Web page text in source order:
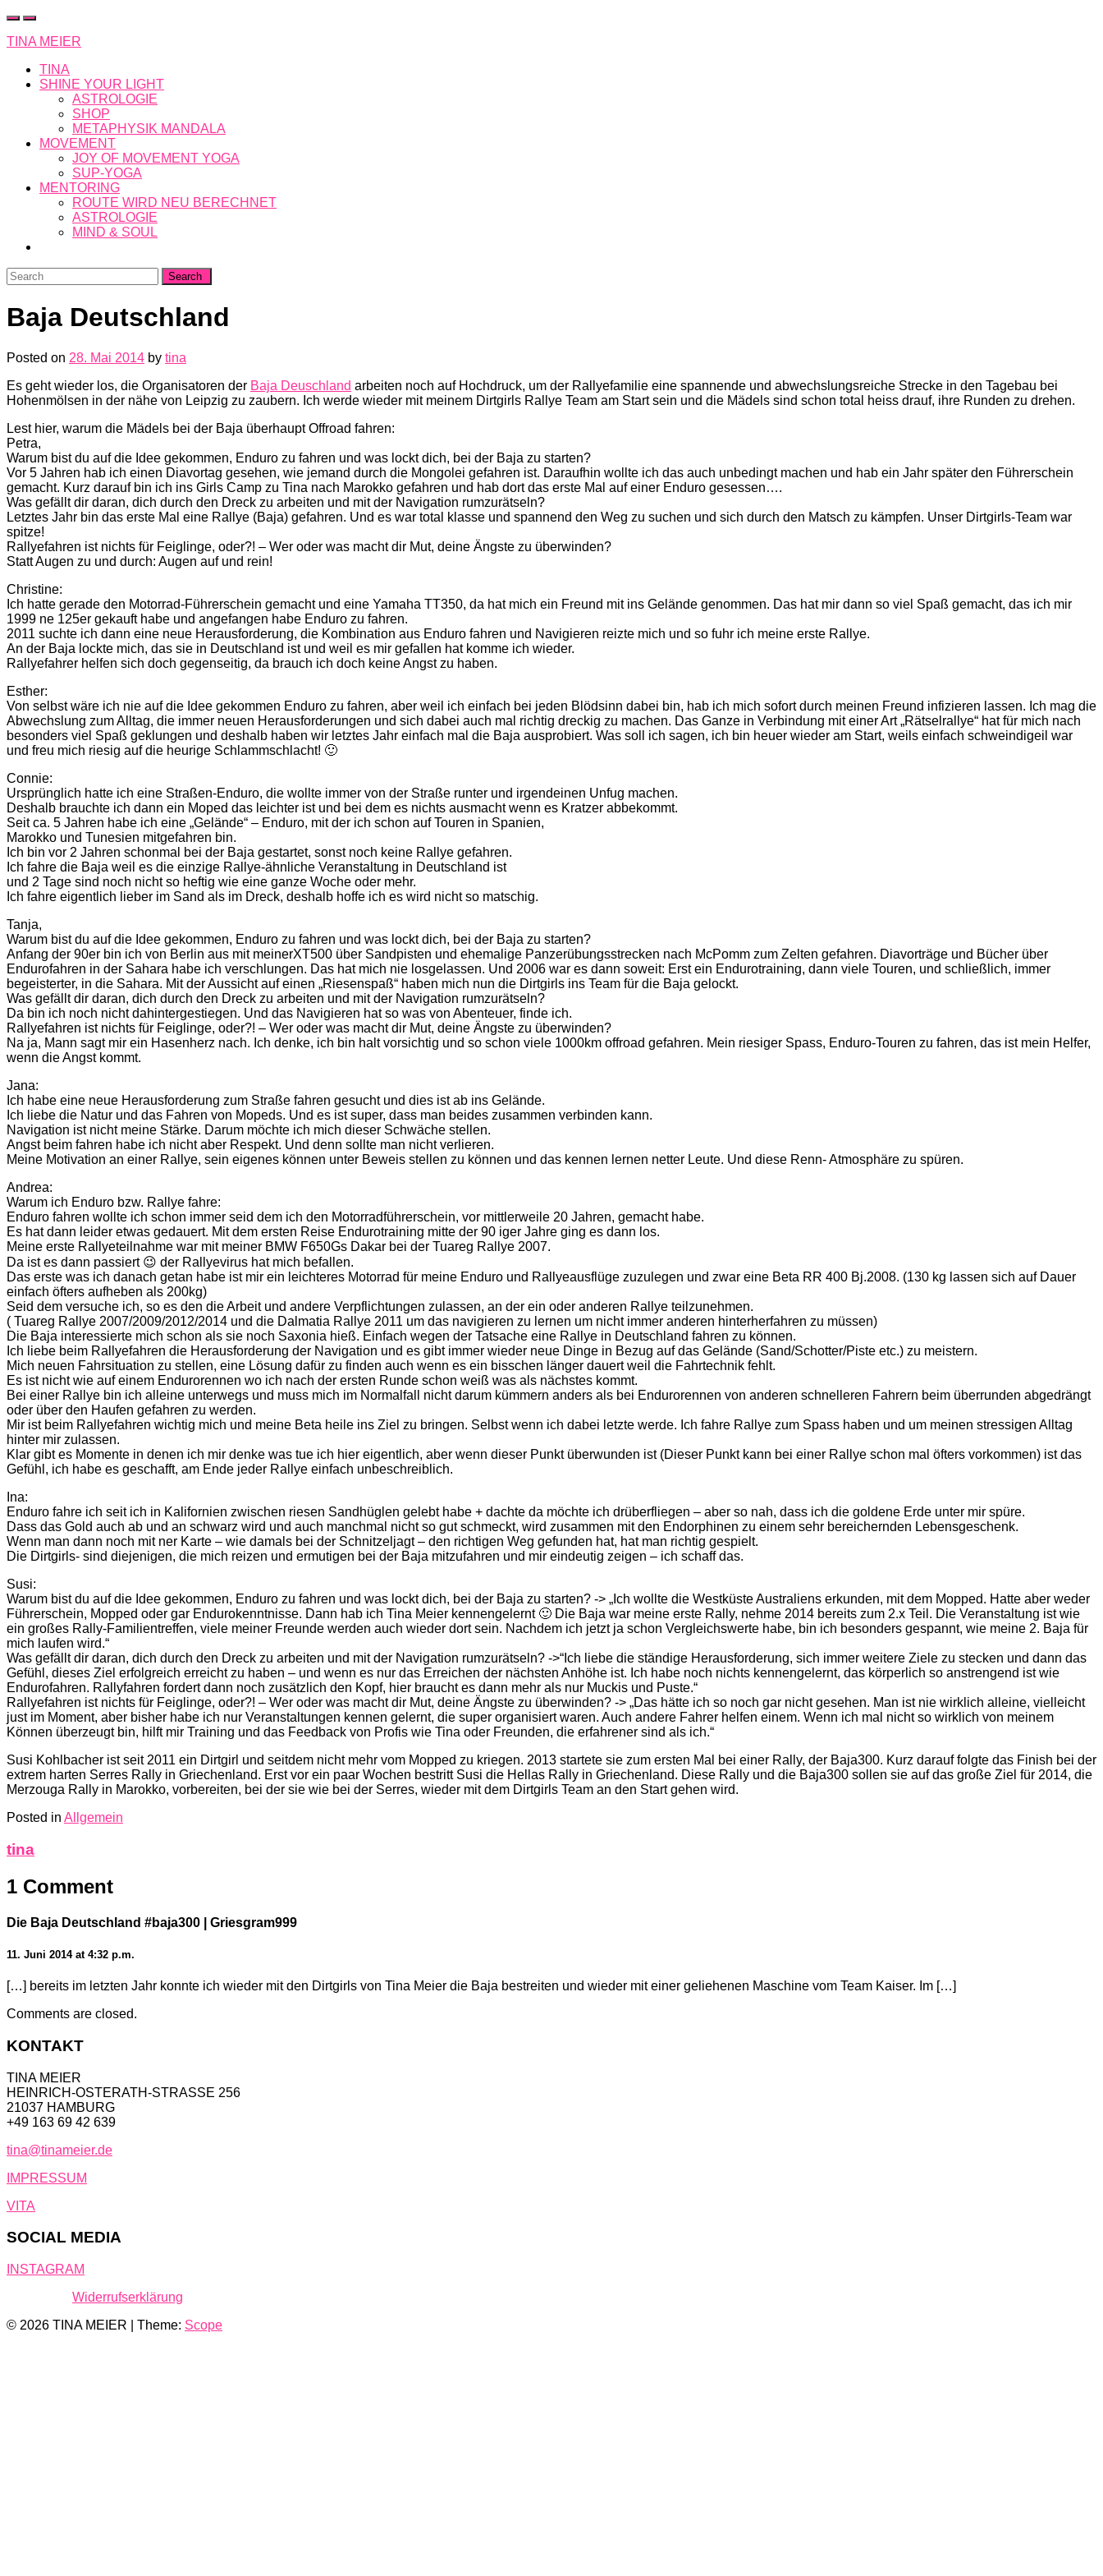
Skip
content
TINA MEIER
TINA
SHINE YOUR LIGHT
ASTROLOGIE
SHOP
METAPHYSIK MANDALA
MOVEMENT
JOY OF MOVEMENT YOGA
SUP-YOGA
MENTORING
ROUTE WIRD NEU BERECHNET
ASTROLOGIE
MIND & SOUL
Search
for:
Baja Deutschland
Posted on 28. Mai 2014 by tina
Es geht wieder los, die Organisatoren der Baja Deuschland arbeiten noch auf Hochdruck, um der Rallyefamilie eine spannende und abwechslungsreiche Strecke in den Tagebau bei
Hohenmölsen in der nähe von Leipzig zu zaubern. Ich werde wieder mit meinem Dirtgirls Rallye Team am Start sein und die Mädels sind schon total heiss drauf, ihre Runden zu drehen.
Lest hier, warum die Mädels bei der Baja überhaupt Offroad fahren:
Petra,
Warum bist du auf die Idee gekommen, Enduro zu fahren und was lockt dich, bei der Baja zu starten?
Vor 5 Jahren hab ich einen Diavortag gesehen, wie jemand durch die Mongolei gefahren ist. Daraufhin wollte ich das auch unbedingt machen und hab ein Jahr später den Führerschein
gemacht. Kurz darauf bin ich ins Girls Camp zu Tina nach Marokko gefahren und hab dort das erste Mal auf einer Enduro gesessen….
Was gefällt dir daran, dich durch den Dreck zu arbeiten und mit der Navigation rumzurätseln?
Letztes Jahr bin das erste Mal eine Rallye (Baja) gefahren. Und es war total klasse und spannend den Weg zu suchen und sich durch den Matsch zu kämpfen. Unser Dirtgirls-Team war
spitze!
Rallyefahren ist nichts für Feiglinge, oder?! – Wer oder was macht dir Mut, deine Ängste zu überwinden?
Statt Augen zu und durch: Augen auf und rein!
Christine:
Ich hatte gerade den Motorrad-Führerschein gemacht und eine Yamaha TT350, da hat mich ein Freund mit ins Gelände genommen. Das hat mir dann so viel Spaß gemacht, das ich mir
1999 ne 125er gekauft habe und angefangen habe Enduro zu fahren.
2011 suchte ich dann eine neue Herausforderung, die Kombination aus Enduro fahren und Navigieren reizte mich und so fuhr ich meine erste Rallye.
An der Baja lockte mich, das sie in Deutschland ist und weil es mir gefallen hat komme ich wieder.
Rallyefahrer helfen sich doch gegenseitig, da brauch ich doch keine Angst zu haben.
Esther:
Von selbst wäre ich nie auf die Idee gekommen Enduro zu fahren, aber weil ich einfach bei jeden Blödsinn dabei bin, hab ich mich sofort durch meinen Freund infizieren lassen. Ich mag die
Abwechslung zum Alltag, die immer neuen Herausforderungen und sich dabei auch mal richtig dreckig zu machen. Das Ganze in Verbindung mit einer Art „Rätselrallye“ hat für mich nach
besonders viel Spaß geklungen und deshalb haben wir letztes Jahr einfach mal die Baja ausprobiert. Was soll ich sagen, ich bin heuer wieder am Start, weils einfach schweindigeil war
und freu mich riesig auf die heurige Schlammschlacht! 🙂
Connie:
Ursprünglich hatte ich eine Straßen-Enduro, die wollte immer von der Straße runter und irgendeinen Unfug machen.
Deshalb brauchte ich dann ein Moped das leichter ist und bei dem es nichts ausmacht wenn es Kratzer abbekommt.
Seit ca. 5 Jahren habe ich eine „Gelände“ – Enduro, mit der ich schon auf Touren in Spanien,
Marokko und Tunesien mitgefahren bin.
Ich bin vor 2 Jahren schonmal bei der Baja gestartet, sonst noch keine Rallye gefahren.
Ich fahre die Baja weil es die einzige Rallye-ähnliche Veranstaltung in Deutschland ist
und 2 Tage sind noch nicht so heftig wie eine ganze Woche oder mehr.
Ich fahre eigentlich lieber im Sand als im Dreck, deshalb hoffe ich es wird nicht so matschig.
Tanja,
Warum bist du auf die Idee gekommen, Enduro zu fahren und was lockt dich, bei der Baja zu starten?
Anfang der 90er bin ich von Berlin aus mit meinerXT500 über Sandpisten und ehemalige Panzerübungsstrecken nach McPomm zum Zelten gefahren. Diavorträge und Bücher über
Endurofahren in der Sahara habe ich verschlungen. Das hat mich nie losgelassen. Und 2006 war es dann soweit: Erst ein Endurotraining, dann viele Touren, und schließlich, immer
begeisterter, in die Sahara. Mit der Aussicht auf einen „Riesenspaß“ haben mich nun die Dirtgirls ins Team für die Baja gelockt.
Was gefällt dir daran, dich durch den Dreck zu arbeiten und mit der Navigation rumzurätseln?
Da bin ich noch nicht dahintergestiegen. Und das Navigieren hat so was von Abenteuer, finde ich.
Rallyefahren ist nichts für Feiglinge, oder?! – Wer oder was macht dir Mut, deine Ängste zu überwinden?
Na ja, Mann sagt mir ein Hasenherz nach. Ich denke, ich bin halt vorsichtig und so schon viele 1000km offroad gefahren. Mein riesiger Spass, Enduro-Touren zu fahren, das ist mein Helfer,
wenn die Angst kommt.
Jana:
Ich habe eine neue Herausforderung zum Straße fahren gesucht und dies ist ab ins Gelände.
Ich liebe die Natur und das Fahren von Mopeds. Und es ist super, dass man beides zusammen verbinden kann.
Navigation ist nicht meine Stärke. Darum möchte ich mich dieser Schwäche stellen.
Angst beim fahren habe ich nicht aber Respekt. Und denn sollte man nicht verlieren.
Meine Motivation an einer Rallye, sein eigenes können unter Beweis stellen zu können und das kennen lernen netter Leute. Und diese Renn- Atmosphäre zu spüren.
Andrea:
Warum ich Enduro bzw. Rallye fahre:
Enduro fahren wollte ich schon immer seid dem ich den Motorradführerschein, vor mittlerweile 20 Jahren, gemacht habe.
Es hat dann leider etwas gedauert. Mit dem ersten Reise Endurotraining mitte der 90 iger Jahre ging es dann los.
Meine erste Rallyeteilnahme war mit meiner BMW F650Gs Dakar bei der Tuareg Rallye 2007.
Da ist es dann passiert 😉 der Rallyevirus hat mich befallen.
Das erste was ich danach getan habe ist mir ein leichteres Motorrad für meine Enduro und Rallyeausflüge zuzulegen und zwar eine Beta RR 400 Bj.2008. (130 kg lassen sich auf Dauer
einfach öfters aufheben als 200kg)
Seid dem versuche ich, so es den die Arbeit und andere Verpflichtungen zulassen, an der ein oder anderen Rallye teilzunehmen.
( Tuareg Rallye 2007/2009/2012/2014 und die Dalmatia Rallye 2011 um das navigieren zu lernen um nicht immer anderen hinterherfahren zu müssen)
Die Baja interessierte mich schon als sie noch Saxonia hieß. Einfach wegen der Tatsache eine Rallye in Deutschland fahren zu können.
Ich liebe beim Rallyefahren die Herausforderung der Navigation und es gibt immer wieder neue Dinge in Bezug auf das Gelände (Sand/Schotter/Piste etc.) zu meistern.
Mich neuen Fahrsituation zu stellen, eine Lösung dafür zu finden auch wenn es ein bisschen länger dauert weil die Fahrtechnik fehlt.
Es ist nicht wie auf einem Endurorennen wo ich nach der ersten Runde schon weiß was als nächstes kommt.
Bei einer Rallye bin ich alleine unterwegs und muss mich im Normalfall nicht darum kümmern anders als bei Endurorennen von anderen schnelleren Fahrern beim überrunden abgedrängt
oder über den Haufen gefahren zu werden.
Mir ist beim Rallyefahren wichtig mich und meine Beta heile ins Ziel zu bringen. Selbst wenn ich dabei letzte werde. Ich fahre Rallye zum Spass haben und um meinen stressigen Alltag
hinter mir zulassen.
Klar gibt es Momente in denen ich mir denke was tue ich hier eigentlich, aber wenn dieser Punkt überwunden ist (Dieser Punkt kann bei einer Rallye schon mal öfters vorkommen) ist das
Gefühl, ich habe es geschafft, am Ende jeder Rallye einfach unbeschreiblich.
Ina:
Enduro fahre ich seit ich in Kalifornien zwischen riesen Sandhüglen gelebt habe + dachte da möchte ich drüberfliegen – aber so nah, dass ich die goldene Erde unter mir spüre.
Dass das Gold auch ab und an schwarz wird und auch manchmal nicht so gut schmeckt, wird zusammen mit den Endorphinen zu einem sehr bereichernden Lebensgeschenk.
Wenn man dann noch mit ner Karte – wie damals bei der Schnitzeljagt – den richtigen Weg gefunden hat, hat man richtig gespielt.
Die Dirtgirls- sind diejenigen, die mich reizen und ermutigen bei der Baja mitzufahren und mir eindeutig zeigen – ich schaff das.
Susi:
Warum bist du auf die Idee gekommen, Enduro zu fahren und was lockt dich, bei der Baja zu starten? -> „Ich wollte die Westküste Australiens erkunden, mit dem Mopped. Hatte aber weder
Führerschein, Mopped oder gar Endurokenntnisse. Dann hab ich Tina Meier kennengelernt 🙂 Die Baja war meine erste Rally, nehme 2014 bereits zum 2.x Teil. Die Veranstaltung ist wie
ein großes Rally-Familientreffen, viele meiner Freunde werden auch wieder dort sein. Nachdem ich jetzt ja schon Vergleichswerte habe, bin ich besonders gespannt, wie meine 2. Baja für
mich laufen wird.“
Was gefällt dir daran, dich durch den Dreck zu arbeiten und mit der Navigation rumzurätseln? ->“Ich liebe die ständige Herausforderung, sich immer weitere Ziele zu stecken und dann das
Gefühl, dieses Ziel erfolgreich erreicht zu haben – und wenn es nur das Erreichen der nächsten Anhöhe ist. Ich habe noch nichts kennengelernt, das körperlich so anstrengend ist wie
Endurofahren. Rallyfahren fordert dann noch zusätzlich den Kopf, hier braucht es dann mehr als nur Muckis und Puste.“
Rallyefahren ist nichts für Feiglinge, oder?! – Wer oder was macht dir Mut, deine Ängste zu überwinden? -> „Das hätte ich so noch gar nicht gesehen. Man ist nie wirklich alleine, vielleicht
just im Moment, aber bisher habe ich nur Veranstaltungen kennen gelernt, die super organisiert waren. Auch andere Fahrer helfen einem. Wenn ich mal nicht so wirklich von meinem
Können überzeugt bin, hilft mir Training und das Feedback von Profis wie Tina oder Freunden, die erfahrener sind als ich.“
Susi Kohlbacher ist seit 2011 ein Dirtgirl und seitdem nicht mehr vom Mopped zu kriegen. 2013 startete sie zum ersten Mal bei einer Rally, der Baja300. Kurz darauf folgte das Finish bei der
extrem harten Serres Rally in Griechenland. Erst vor ein paar Wochen bestritt Susi die Hellas Rally in Griechenland. Diese Rally und die Baja300 sollen sie auf das große Ziel für 2014, die
Merzouga Rally in Marokko, vorbereiten, bei der sie wie bei der Serres, wieder mit dem Dirtgirls Team an den Start gehen wird.
Posted in Allgemein
tina
1 Comment
Die Baja Deutschland #baja300 | Griesgram999
11. Juni 2014 at 4:32 p.m.
[…] bereits im letzten Jahr konnte ich wieder mit den Dirtgirls von Tina Meier die Baja bestreiten und wieder mit einer geliehenen Maschine vom Team Kaiser. Im […]
Comments are closed.
KONTAKT
TINA MEIER
HEINRICH-OSTERATH-STRASSE 256
21037 HAMBURG
+49 163 69 42 639
tina@tinameier.de
IMPRESSUM
VITA
SOCIAL MEDIA
INSTAGRAM
Widerrufserklärung
© 2026 TINA MEIER | Theme: Scope